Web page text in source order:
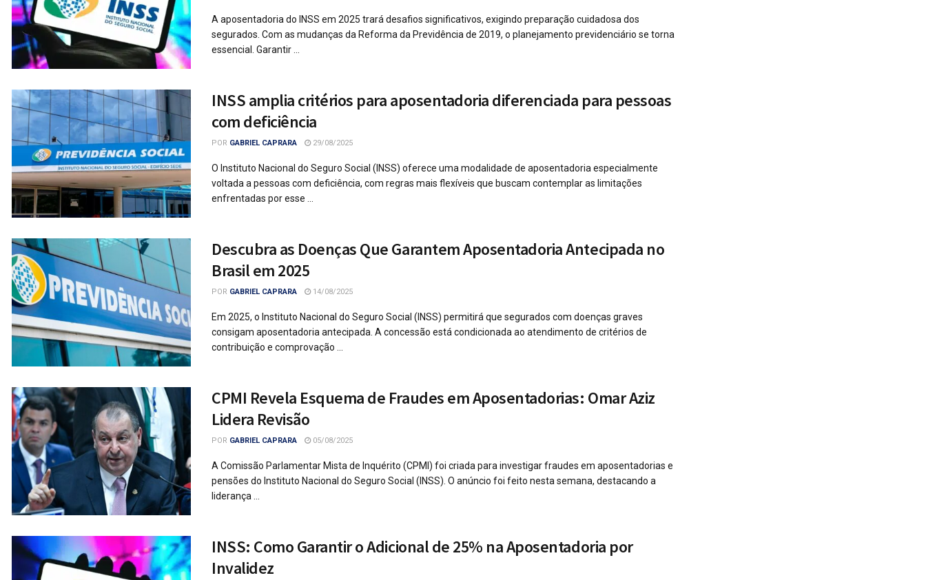
A aposentadoria do INSS em 2025 trará desafios significativos, exigindo preparação cuidadosa dos
segurados. Com as mudanças da Reforma da Previdência de 2019, o planejamento previdenciário se torna
essencial. Garantir ...
INSS amplia critérios para aposentadoria diferenciada para pessoas
com deficiência
POR GABRIEL CAPRARA 29/08/2025
O Instituto Nacional do Seguro Social (INSS) oferece uma modalidade de aposentadoria especialmente
voltada a pessoas com deficiência, com regras mais flexíveis que buscam contemplar as limitações
enfrentadas por esse ...
Descubra as Doenças Que Garantem Aposentadoria Antecipada no
Brasil em 2025
POR GABRIEL CAPRARA 14/08/2025
Em 2025, o Instituto Nacional do Seguro Social (INSS) permitirá que segurados com doenças graves
consigam aposentadoria antecipada. A concessão está condicionada ao atendimento de critérios de
contribuição e comprovação ...
CPMI Revela Esquema de Fraudes em Aposentadorias: Omar Aziz
Lidera Revisão
POR GABRIEL CAPRARA 05/08/2025
A Comissão Parlamentar Mista de Inquérito (CPMI) foi criada para investigar fraudes em aposentadorias e
pensões do Instituto Nacional do Seguro Social (INSS). O anúncio foi feito nesta semana, destacando a
liderança ...
INSS: Como Garantir o Adicional de 25% na Aposentadoria por
Invalidez